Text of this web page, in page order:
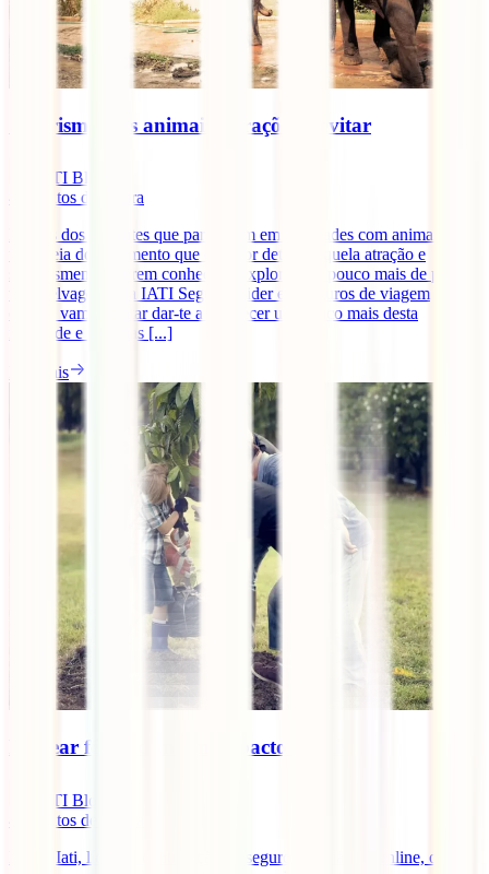
O turismo e os animais: atrações a evitar
IATI Blog
minutos de leitura
Muitos dos viajantes que participam em atividades com animais, não
têm ideia do sofrimento que está por detrás daquela atração e
simplesmente querem conhecer e explorar um pouco mais de perto a
vida selvagem. Na IATI Seguros, lider em seguros de viagem
online, vamos tentar dar-te a conhecer um pouco mais desta
realidade e algumas [...]
Ler mais
Planear férias com um impacto positivo
IATI Blog
minutos de leitura
Para a Iati, líder na contratação de seguros de viagem online, o